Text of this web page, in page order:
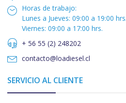
Horas de trabajo:
Lunes a Jueves: 09:00 a 19:00 hrs.
Viernes: 09:00 a 17:00 hrs.
+ 56 55 (2) 248202
contacto@loadiesel.cl
SERVICIO AL CLIENTE